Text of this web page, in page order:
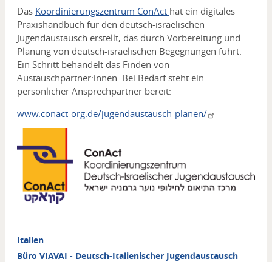
Das Koordinierungszentrum ConAct hat ein digitales
Praxishandbuch für den deutsch-israelischen
Jugendaustausch erstellt, das durch Vorbereitung und
Planung von deutsch-israelischen Begegnungen führt.
Ein Schritt behandelt das Finden von
Austauschpartner:innen. Bei Bedarf steht ein
persönlicher Ansprechpartner bereit:
www.conact-org.de/jugendaustausch-planen/
Italien
Büro VIAVAI - Deutsch-Italienischer Jugendaustausch